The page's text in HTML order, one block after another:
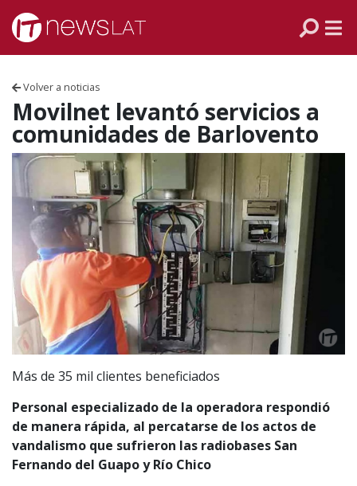
Skip to content
Volver a noticias
Movilnet levantó servicios a
comunidades de Barlovento
Más de 35 mil clientes beneficiados
Personal especializado de la operadora respondió
de manera rápida, al percatarse de los actos de
vandalismo que sufrieron las radiobases San
Fernando del Guapo y Río Chico
VENEZUELA
ECUADOR
CHILE
ARGENTINA
MÉXICO